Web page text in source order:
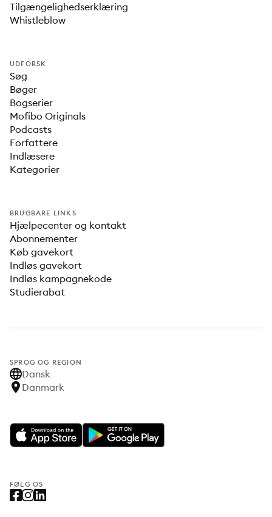
Tilgængelighedserklæring
Whistleblow
UDFORSK
Søg
Bøger
Bogserier
Mofibo Originals
Podcasts
Forfattere
Indlæsere
Kategorier
BRUGBARE LINKS
Hjælpecenter og kontakt
Abonnementer
Køb gavekort
Indløs gavekort
Indløs kampagnekode
Studierabat
SPROG OG REGION
Dansk
Danmark
FØLG OS